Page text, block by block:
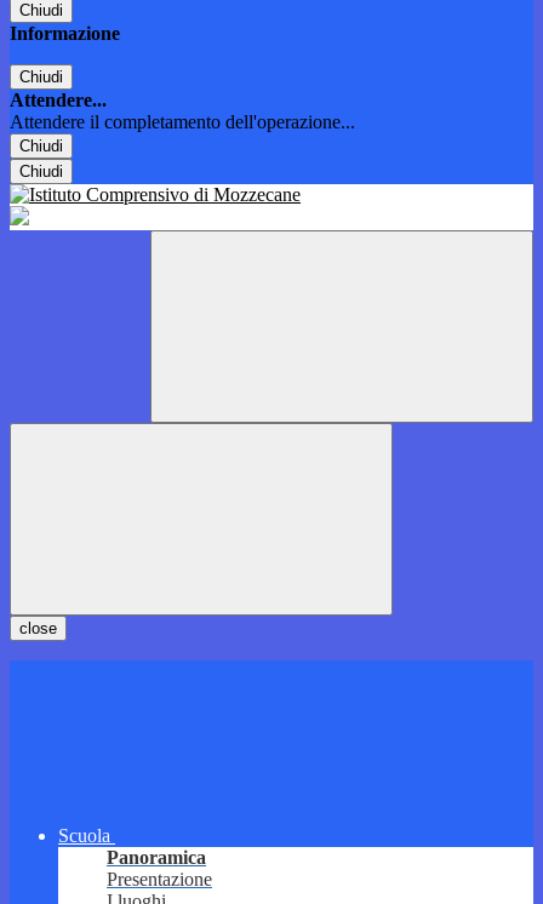
Chiudi
Informazione
Chiudi
Attendere...
Attendere il completamento dell'operazione...
Chiudi
Chiudi
close
Scuola
Panoramica
Presentazione